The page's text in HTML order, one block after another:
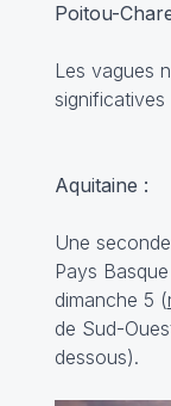
Poitou-
Les vagues
significatives
Aquitaine :
Une
Pays
dimanche 5 (
de Sud-
dessous).